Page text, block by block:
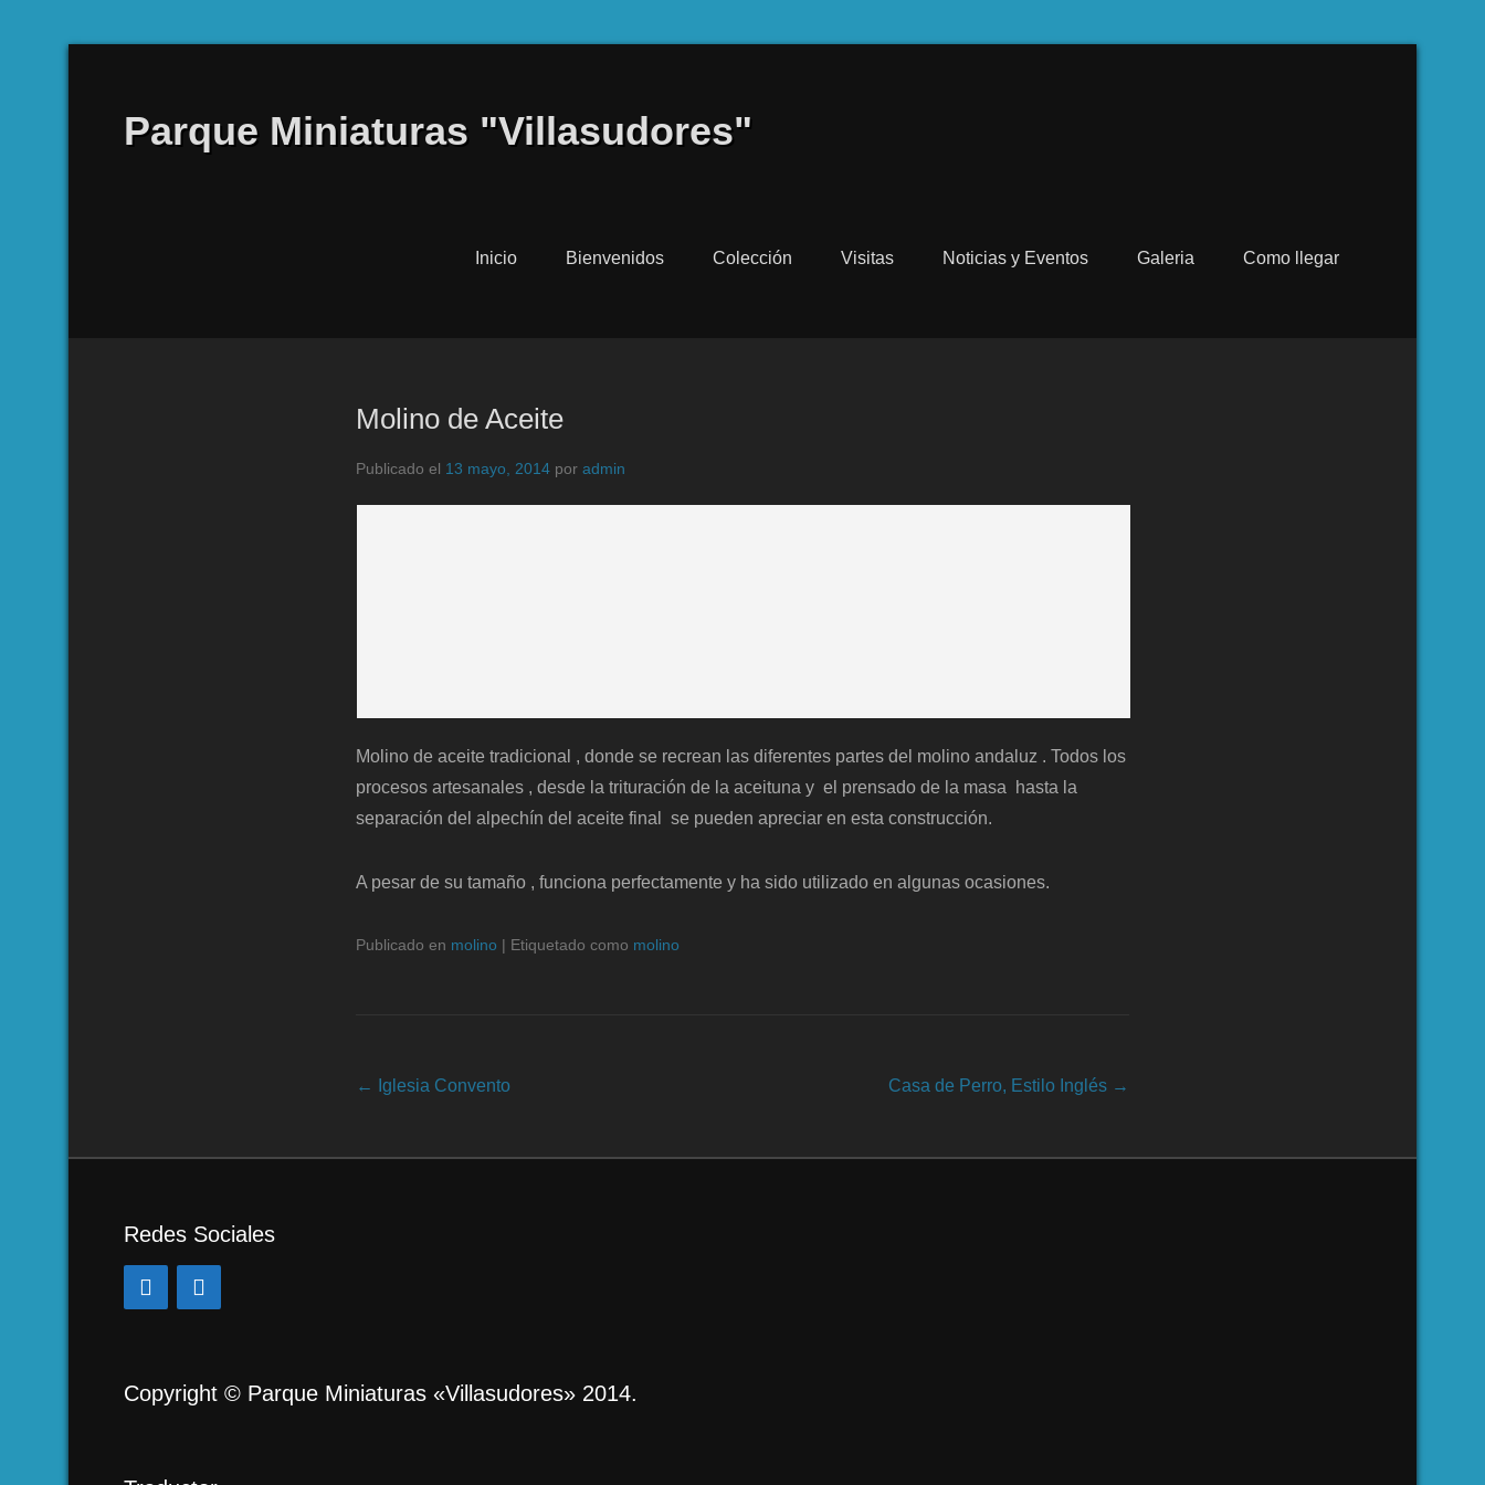
Parque Miniaturas "Villasudores"
Inicio Bienvenidos Colección Visitas Noticias y Eventos Galeria Como llegar
Molino de Aceite
Publicado el 13 mayo, 2014 por admin
Molino de aceite tradicional , donde se recrean las diferentes partes del molino andaluz . Todos los
procesos artesanales , desde la trituración de la aceituna y el prensado de la masa hasta la
separación del alpechín del aceite final se pueden apreciar en esta construcción.
A pesar de su tamaño , funciona perfectamente y ha sido utilizado en algunas ocasiones.
Publicado en molino | Etiquetado como molino
Navegación de entradas
← Iglesia Convento Casa de Perro, Estilo Inglés →
Redes Sociales
Copyright © Parque Miniaturas «Villasudores» 2014.